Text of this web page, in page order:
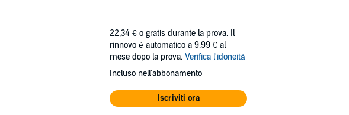
22,34 € o gratis durante la prova. Il
rinnovo è automatico a 9,99 € al
mese dopo la prova. Verifica l'idoneità
Incluso nell'abbonamento
Iscriviti ora